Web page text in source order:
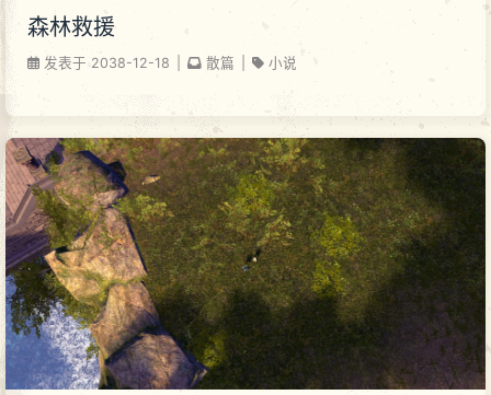
森林救援
发表于 2038-12-18 散篇 小说